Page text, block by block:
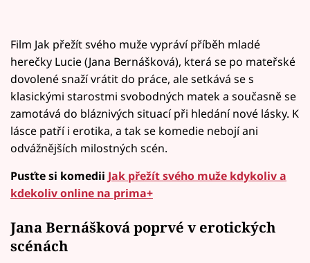
Film Jak přežít svého muže vypráví příběh mladé
herečky Lucie (Jana Bernášková), která se po mateřské
dovolené snaží vrátit do práce, ale setkává se s
klasickými starostmi svobodných matek a současně se
zamotává do bláznivých situací při hledání nové lásky. K
lásce patří i erotika, a tak se komedie nebojí ani
odvážnějších milostných scén.
Pusťte si komedii Jak přežít svého muže kdykoliv a
kdekoliv online na prima+
Jana Bernášková poprvé v erotických
scénách